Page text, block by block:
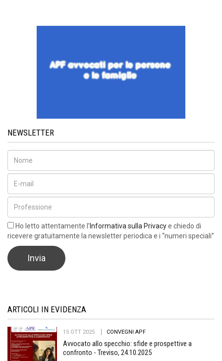
NEWSLETTER
Ho letto attentamente l’ Informativa sulla Privacye chiedo di
ricevere gratuitamente la newsletter periodica e i “numeri speciali”
ARTICOLI IN EVIDENZA
15 OTT 2025 CONVEGNI APF
Avvocato allo specchio: sfide e prospettive a
confronto - Treviso, 24.10.2025